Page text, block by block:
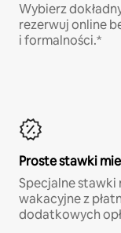
Wybierz
rezerwuj online
i formalności.*
Proste stawki
Specjalne
wakacyjne z
dodatkowych